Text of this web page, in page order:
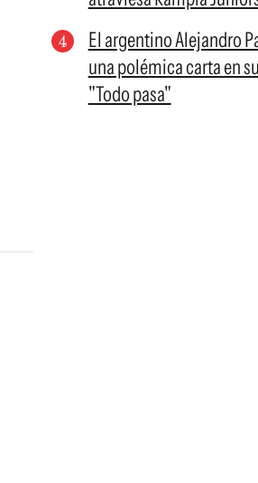
El argentino Alejandro
una polémica carta en
"Todo pasa"